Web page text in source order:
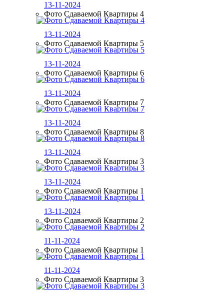
13-11-2024
Фото Сдаваемой Квартиры 4
13-11-2024
Фото Сдаваемой Квартиры 5
13-11-2024
Фото Сдаваемой Квартиры 6
13-11-2024
Фото Сдаваемой Квартиры 7
13-11-2024
Фото Сдаваемой Квартиры 8
13-11-2024
Фото Сдаваемой Квартиры 3
13-11-2024
Фото Сдаваемой Квартиры 1
13-11-2024
Фото Сдаваемой Квартиры 2
11-11-2024
Фото Сдаваемой Квартиры 1
11-11-2024
Фото Сдаваемой Квартиры 3